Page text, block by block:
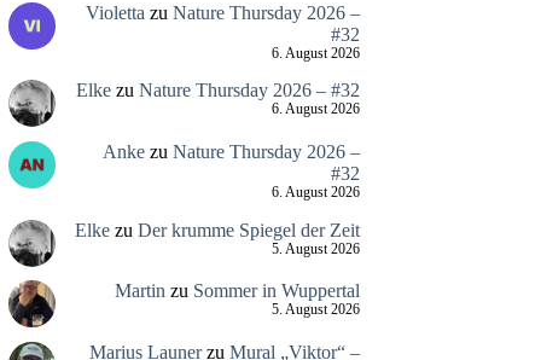
Violetta zu Nature Thursday 2026 –
#32
6. August 2026
Elkezu Nature Thursday 2026 – #32
6. August 2026
Ankezu Nature Thursday 2026 –
#32
6. August 2026
Elkezu Der krumme Spiegel der Zeit
5. August 2026
Martinzu Sommer in Wuppertal
5. August 2026
Marius Launerzu Mural „Viktor“ –